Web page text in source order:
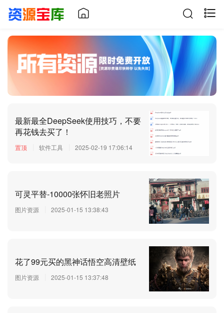
最新最全DeepSeek使用技巧，不要
再花钱去买了！
置顶 软件工具 2025-02-19 17:06:14
可灵平替-10000张怀旧老照片
图片资源 2025-01-15 13:38:43
花了99元买的黑神话悟空高清壁纸
图片资源 2025-01-15 13:37:48